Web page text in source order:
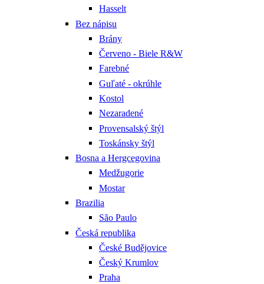
Hasselt
Bez nápisu
Brány
Červeno - Biele R&W
Farebné
Guľaté - okrúhle
Kostol
Nezaradené
Provensalský štýl
Toskánsky štýl
Bosna a Hergcegovina
Medžugorie
Mostar
Brazilia
São Paulo
Česká republika
České Budějovice
Český Krumlov
Praha